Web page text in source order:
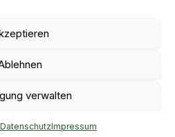
verwalten
DatenschutzImpressum
in Brandenburg betreibt
Die angelieferten